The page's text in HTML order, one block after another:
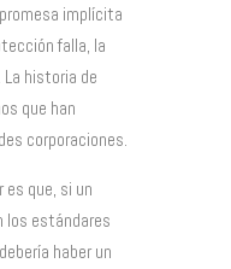
implícita
falla, la
historia de
que han
corporaciones.
que, si un
los estándares
haber un